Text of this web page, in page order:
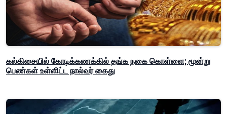
கல்கிசையில் கோடிக்கணக்கில் தங்க நகை கொள்ளை; மூன்று
பெண்கள் உள்ளிட்ட நால்வர் கைது